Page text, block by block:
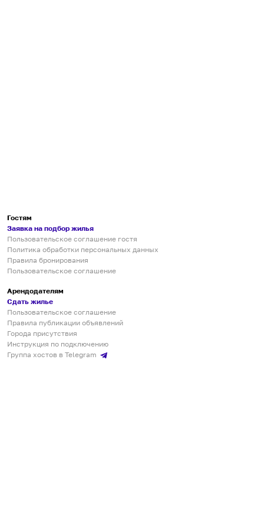
Гостям
Заявка на подбор жилья
Пользовательское соглашение гостя
Политика обработки персональных данных
Правила бронирования
Пользовательское соглашение
Арендодателям
Сдать жилье
Пользовательское соглашение
Правила публикации объявлений
Города присутствия
Инструкция по подключению
Группа хостов в Telegram